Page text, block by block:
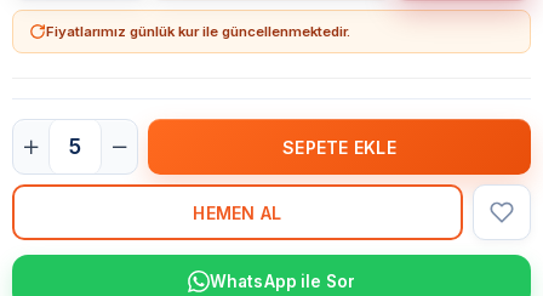
Fiyatlarımız günlük kur ile güncellenmektedir.
WhatsApp ile Sor